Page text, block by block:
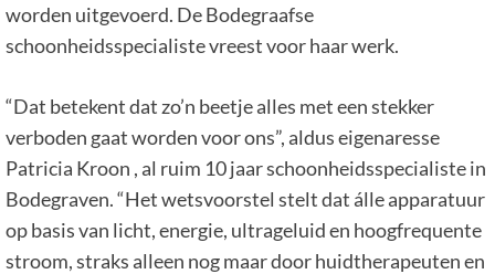
worden uitgevoerd. De Bodegraafse
schoonheidsspecialiste vreest voor haar werk.
“Dat betekent dat zo’n beetje alles met een stekker
verboden gaat worden voor ons”, aldus eigenaresse
Patricia Kroon , al ruim 10 jaar schoonheidsspecialiste in
Bodegraven. “Het wetsvoorstel stelt dat álle apparatuur
op basis van licht, energie, ultrageluid en hoogfrequente
stroom, straks alleen nog maar door huidtherapeuten en